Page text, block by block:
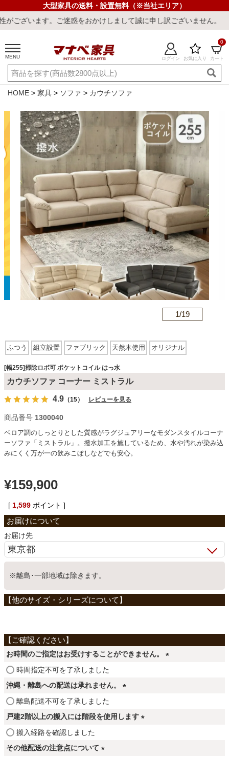
大型家具の送料・設置無料（※当社エリア）
をおかけしまして誠に申し訳ございません。
MENU ログイン お気に入り カート
0
ご利用ガイド 新規会員登録
店舗一覧 閲覧履歴
キーワード・商品番号で探す
最短発送 冷感ラグ 冷感寝具 ワークデスク ウィルトンラ
カテゴリから探す
ソファ
ダイニングテーブル・セット
椅子・チェア
食器棚・キッチン収納
収納家具
寝具
ファブリック
カーテン
HOME 家具 ソファ カウチソファ
1/19
組立設置 ファブリック 天然木使用 オリジナル
掃除ロボ可 アーム有
ふつう
ポケットコイル
[幅255]掃除ロボ可 ポケットコイル はっ水
カウチソファ コーナー ミストラル
4.9 （15） レビューを見る
商品番号 1300040
ベロア調のしっとりとした質感がラグジュアリーなモダンスタイルコーナ
ーソファ「ミストラル」。撥水加工を施しているため、水や汚れが染み込
みにくく万が一の飲みこぼしなどでも安心。
¥159,900
[ 1,599 ポイント ]
お届け先
※離島･一部地域は除きます。
お時間のご指定はお受けすることができません。
時間指定不可を了承しました
沖縄・離島への配送は承れません。
必
離島配送不可を了承しました
戸建2階以上の搬入には階段を使用します
搬入経路を確認しました
その他配送の注意点について